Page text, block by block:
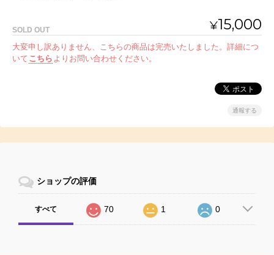
¥15,000
SOLD OUT
大変申し訳ありません、こちらの商品は完売いたしました。詳細につ
いて こちら よりお問い合わせください。
通報する
ショップの評価
すべて 70 1 0